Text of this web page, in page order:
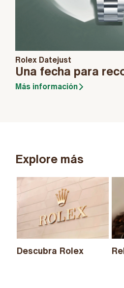
Rolex Datejust
Una fecha para
Más información
Explore más
Descubra Rolex